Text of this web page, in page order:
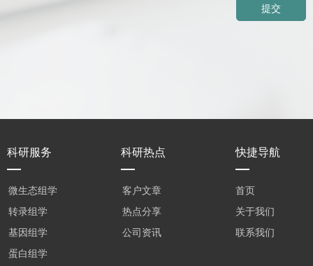
提交
科研服务
微生态组学
转录组学
基因组学
蛋白组学
科研热点
客户文章
热点分享
公司资讯
快捷导航
首页
关于我们
联系我们